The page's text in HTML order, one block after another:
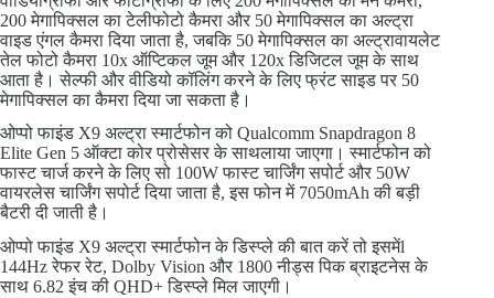
200 मेगापिक्सल का टेलीफोटो कैमरा और 50 मेगापिक्सल का अल्ट्रा
वाइड एंगल कैमरा दिया जाता है, जबकि 50 मेगापिक्सल का अल्ट्रावायलेट
तेल फोटो कैमरा 10x ऑप्टिकल जूम और 120x डिजिटल जूम के साथ
आता है। सेल्फी और वीडियो कॉलिंग करने के लिए फ्रंट साइड पर 50
मेगापिक्सल का कैमरा दिया जा सकता है।
ओप्पो फाइंड X9 अल्ट्रा स्मार्टफोन को Qualcomm Snapdragon 8
Elite Gen 5 ऑक्टा कोर प्रोसेसर के साथलाया जाएगा। स्मार्टफोन को
फास्ट चार्ज करने के लिए सो 100W फास्ट चार्जिंग सपोर्ट और 50W
वायरलेस चार्जिंग सपोर्ट दिया जाता है, इस फोन में 7050mAh की बड़ी
बैटरी दी जाती है।
ओप्पो फाइंड X9 अल्ट्रा स्मार्टफोन के डिस्प्ले की बात करें तो इसमेंl
144Hz रेफर रेट, Dolby Vision और 1800 नीड्स पिक ब्राइटनेस के
साथ 6.82 इंच की QHD+ डिस्प्ले मिल जाएगी।